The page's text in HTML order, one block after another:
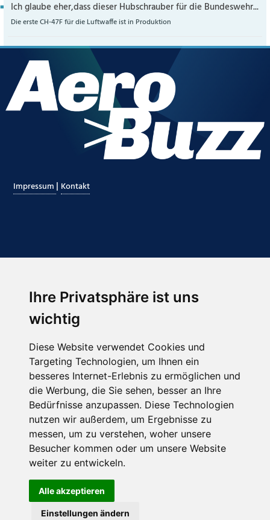
Ihre Privatsphäre ist uns
wichtig
Diese Website verwendet Cookies und
Targeting Technologien, um Ihnen ein
besseres Internet-Erlebnis zu ermöglichen und
die Werbung, die Sie sehen, besser an Ihre
Bedürfnisse anzupassen. Diese Technologien
nutzen wir außerdem, um Ergebnisse zu
messen, um zu verstehen, woher unsere
Besucher kommen oder um unsere Website
weiter zu entwickeln.
Alle akzeptieren
Einstellungen ändern
Ich glaube eher,dass dieser Hubschrauber für die Bundeswehr...
Die erste CH-47F für die Luftwaffe ist in Produktion
Impressum | Kontakt
Hier finden Sie uns auch
Abonnieren Sie unseren Newsletter
Email*